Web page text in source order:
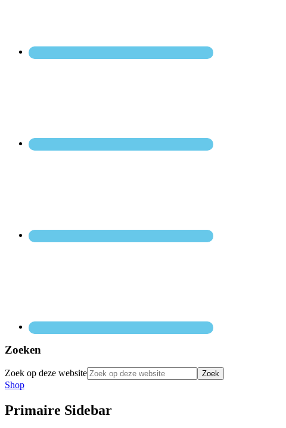
Zoeken
Zoek op deze website
Shop
Primaire Sidebar